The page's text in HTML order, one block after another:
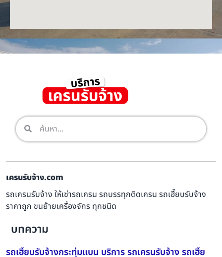
เครนรับจ้าง.com
รถเครนรับจ้าง ให้เช่ารถเครน รถบรรทุกติดเครน รถเฮี๊ยบรับจ้าง
ราคาถูก ขนย้ายเครื่องจักร ทุกชนิด
บทความ
รถเฮี๊ยบรับจ้างกระทุ่มแบน บริการ รถเครนรับจ้าง รถเฮี๊ย